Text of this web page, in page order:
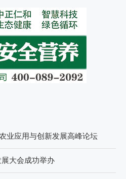
业应用与创新发展高峰论坛
大会成功举办